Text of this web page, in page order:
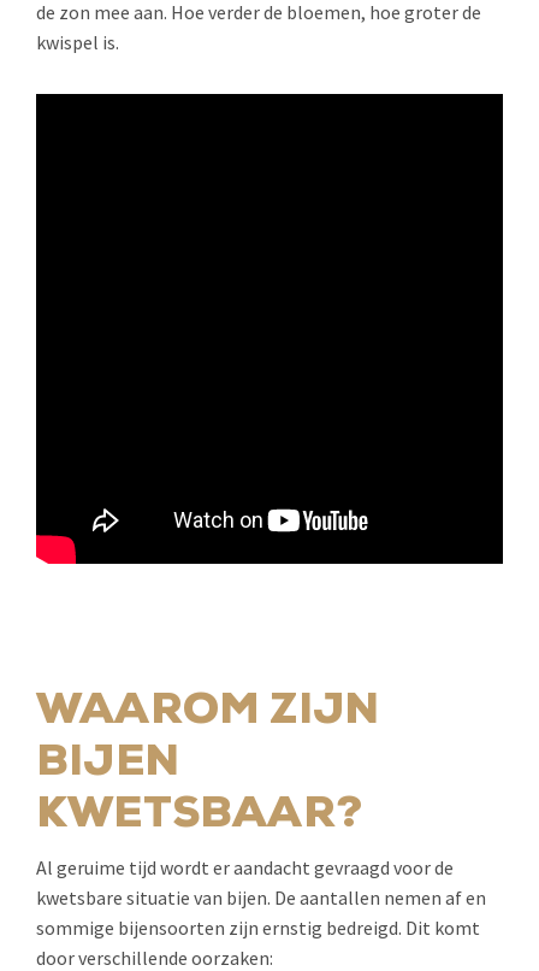
de zon mee aan. Hoe verder de bloemen, hoe groter de
kwispel is.
WAAROM ZIJN
BIJEN
KWETSBAAR?
Al geruime tijd wordt er aandacht gevraagd voor de
kwetsbare situatie van bijen. De aantallen nemen af en
sommige bijensoorten zijn ernstig bedreigd. Dit komt
door verschillende oorzaken: